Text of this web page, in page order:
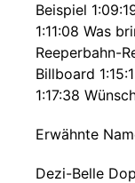
Beispiel
1:11:08 Was
Reeperbahn-
Billboard
1:17:38
Erwähnte
Dezi-Belle